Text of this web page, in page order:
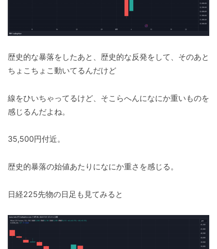
歴史的な暴落をしたあと、歴史的な反発をして、そのあと
ちょこちょこ動いてるんだけど
線をひいちゃってるけど、そこらへんになにか重いものを
感じるんだよね。
35,500円付近。
歴史的暴落の始値あたりになにか重さを感じる。
日経225先物の日足も見てみると